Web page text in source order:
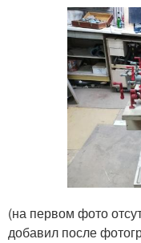
(на первом фото
добавил после